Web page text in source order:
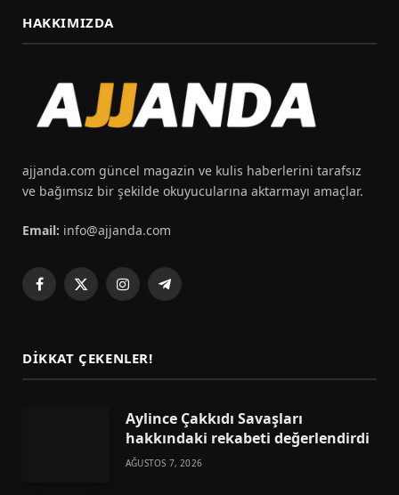
HAKKIMIZDA
ajjanda.com güncel magazin ve kulis haberlerini tarafsız
ve bağımsız bir şekilde okuyucularına aktarmayı amaçlar.
Email: info@ajjanda.com
Facebook
X
InstagramTelegram
DIKKAT ÇEKENLER!
Aylince Çakkıdı Savaşları
hakkındaki rekabeti değerlendirdi
AĞUSTOS 7, 2026